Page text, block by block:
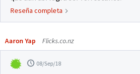
Reseña completa
Aaron Yap Flicks.co.nz
08/Sep/18